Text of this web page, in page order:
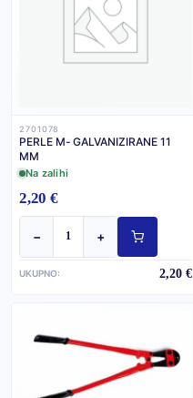
2701078
PERLE M- GALVANIZIRANE 11
MM
Na zalihi
2,20 €
− +
UKUPNO: 2,20 €